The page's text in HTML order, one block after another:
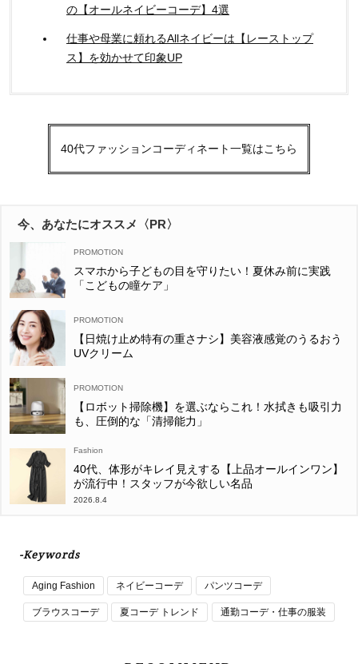
の【オールネイビーコーデ】4選
仕事や母業に頼れるAllネイビーは【レーストップ
ス】を効かせて印象UP
40代ファッションコーディネート一覧はこちら
今、あなたにオススメ〈PR〉
スマホから子どもの目を守りたい！夏休み前に実践
「こどもの瞳ケア」
【日焼け止め特有の重さナシ】美容液感覚のうるおう
UVクリーム
【ロボット掃除機】を選ぶならこれ！水拭きも吸引力
も、圧倒的な「清掃能力」
Fashion
40代、体形がキレイ見えする【上品オールインワン】
が流行中！スタッフが今欲しい名品
2026.8.4
-Keywords
Aging Fashion ネイビーコーデ パンツコーデ
ブラウスコーデ 夏コーデ トレンド 通勤コーデ・仕事の服装